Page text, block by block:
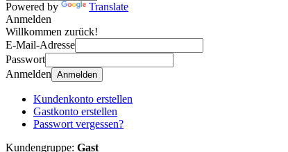
Powered by
Translate
Anmelden
Willkommen zurück!
E-Mail-Adresse
Passwort
Anmelden Anmelden
Kundenkonto erstellen
Gastkonto erstellen
Passwort vergessen?
Kundengruppe: Gast